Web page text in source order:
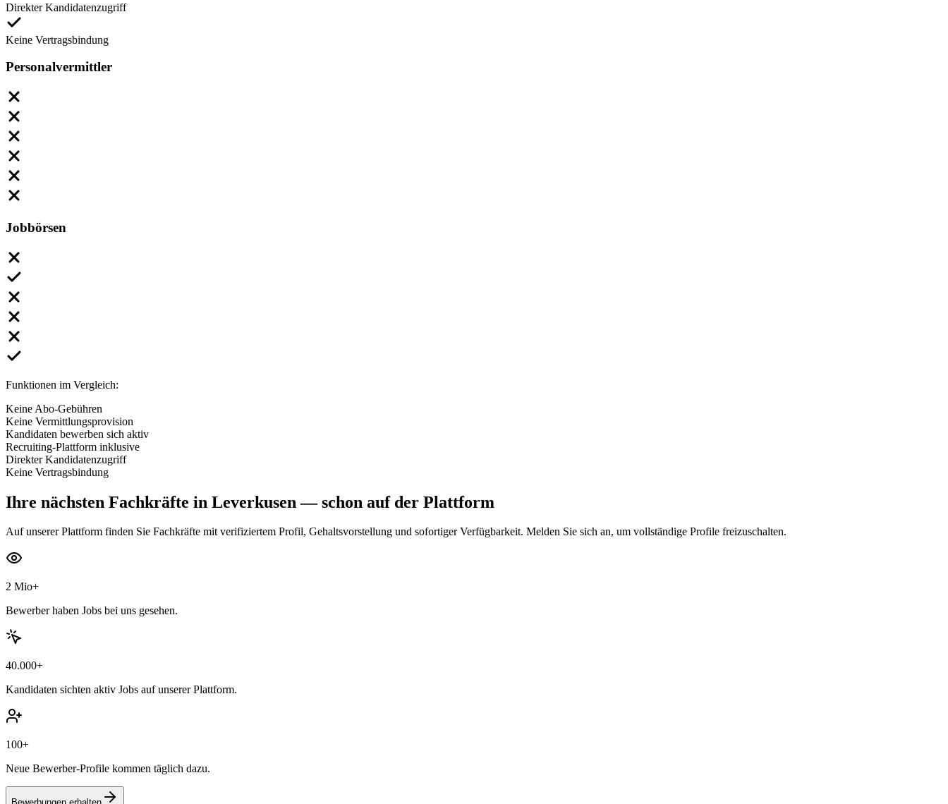
Direkter Kandidatenzugriff
Keine Vertragsbindung
Personalvermittler
Jobbörsen
Funktionen im Vergleich:
Keine Abo-Gebühren
Keine Vermittlungsprovision
Kandidaten bewerben sich aktiv
Recruiting-Plattform inklusive
Direkter Kandidatenzugriff
Keine Vertragsbindung
Ihre nächsten Fachkräfte in Leverkusen — schon auf der Plattform
Auf unserer Plattform finden Sie Fachkräfte mit verifiziertem Profil, Gehaltsvorstellung und sofortiger Verfügbarkeit. Melden Sie sich an, um vollständige Profile freizuschalten.
2 Mio+
Bewerber haben Jobs bei uns gesehen.
40.000+
Kandidaten sichten aktiv Jobs auf unserer Plattform.
100+
Neue Bewerber-Profile kommen täglich dazu.